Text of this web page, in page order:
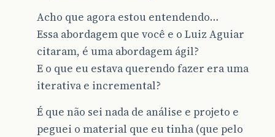
Acho que agora estou entendendo…
Essa abordagem que você e o Luiz Aguiar
citaram, é uma abordagem ágil?
E o que eu estava querendo fazer era uma
iterativa e incremental?
É que não sei nada de análise e projeto e
peguei o material que eu tinha (que pelo